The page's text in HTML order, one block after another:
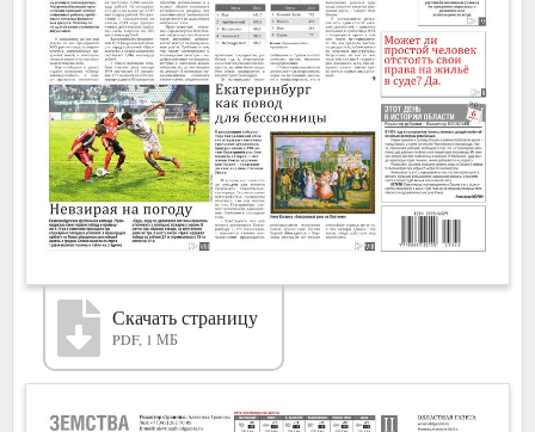
Скачать страницу
PDF, 1 МБ